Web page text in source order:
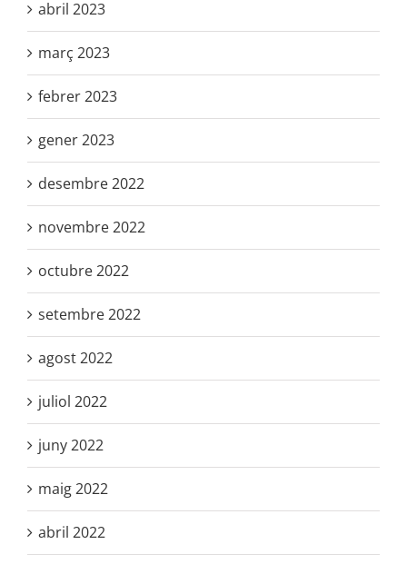
abril 2023
març 2023
febrer 2023
gener 2023
desembre 2022
novembre 2022
octubre 2022
setembre 2022
agost 2022
juliol 2022
juny 2022
maig 2022
abril 2022